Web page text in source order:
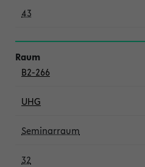
43
B2-266
UHG
Seminarraum
32